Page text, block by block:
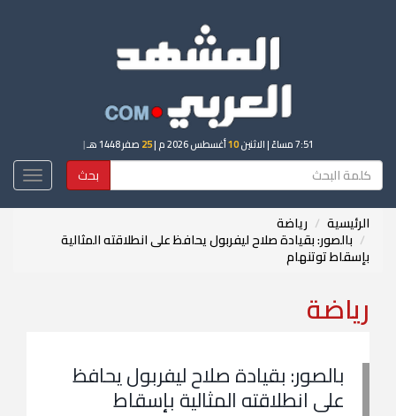
7:51 مساءً | الاثنين10أغسطس 2026 م | 25 صفر 1448 هـ |
بحث
الرئيسية رياضة
بالصور: بقيادة صلاح ليفربول يحافظ على انطلاقته المثالية
بإسقاط توتنهام
رياضة
بالصور: بقيادة صلاح ليفربول يحافظ
على انطلاقته المثالية بإسقاط